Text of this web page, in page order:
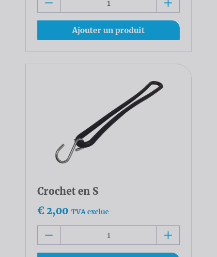
Ajouter un produit
Crochet en S
€ 2,00 TVA exclue